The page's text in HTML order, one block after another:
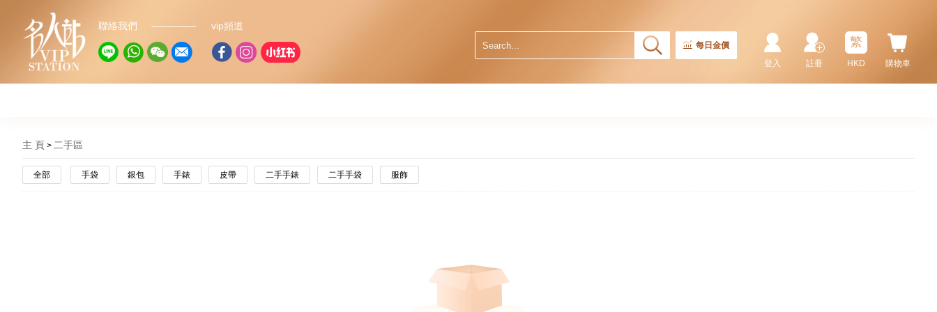
聯絡我們 vip頻道
每日金價
購物車
繁
HKD
註冊
登入
主 頁 二手區
全部 手袋 銀包 手錶 皮帶 二手手錶 二手手袋 服飾